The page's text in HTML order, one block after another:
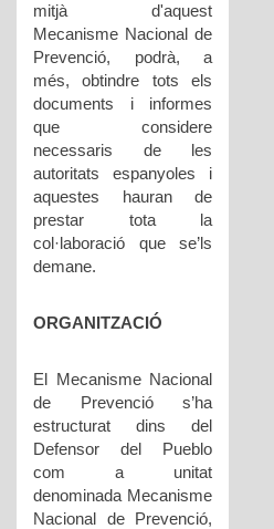
mitjà d'aquest
Mecanisme Nacional de
Prevenció, podrà, a
més, obtindre tots els
documents i informes
que considere
necessaris de les
autoritats espanyoles i
aquestes hauran de
prestar tota la
col·laboració que se’ls
demane.
ORGANITZACIÓ
El Mecanisme Nacional
de Prevenció s’ha
estructurat dins del
Defensor del Pueblo
com a unitat
denominada Mecanisme
Nacional de Prevenció,